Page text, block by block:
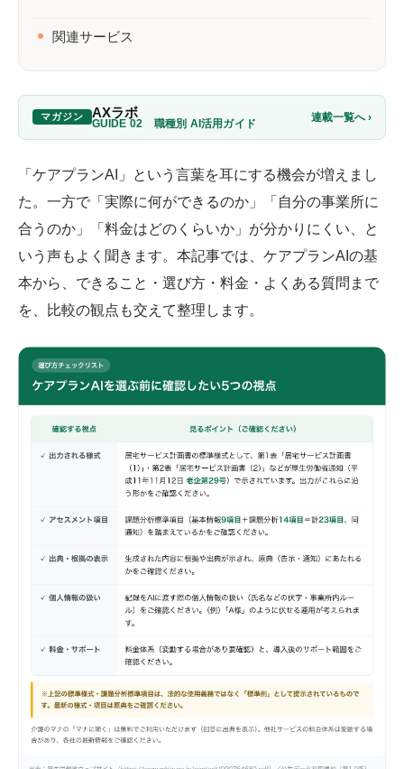
関連サービス
マガジン AXラボ
GUIDE 02 職種別 AI活用ガイド 連載一覧へ ›
「ケアプランAI」という言葉を耳にする機会が増えまし
た。一方で「実際に何ができるのか」「自分の事業所に
合うのか」「料金はどのくらいか」が分かりにくい、と
いう声もよく聞きます。本記事では、ケアプランAIの基
本から、できること・選び方・料金・よくある質問まで
を、比較の観点も交えて整理します。